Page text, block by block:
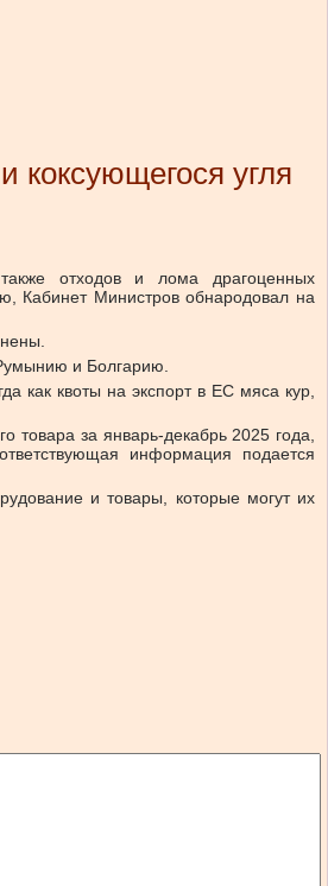
коксующегося угля
отходов и лома драгоценных
Кабинет Министров обнародовал на
и Болгарию.
как квоты на экспорт в ЕС мяса кур,
товара за январь-декабрь 2025 года,
информация подается
и товары, которые могут их